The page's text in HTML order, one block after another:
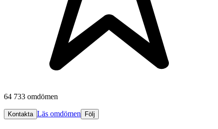
64 733 omdömen
Kontakta Läs omdömen Följ